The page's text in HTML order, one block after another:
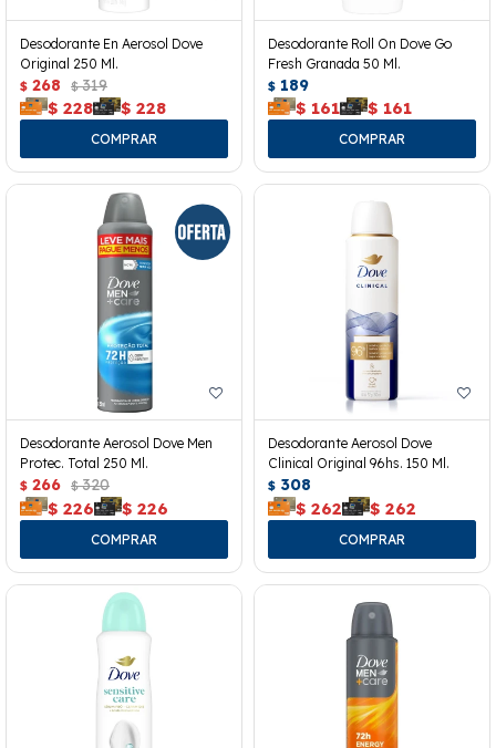
Desodorante En Aerosol Dove
Original 250 Ml.
$ 268 $ 319
$ 228 $ 228
Desodorante Roll On Dove Go
Fresh Granada 50 Ml.
$ 189
$ 161 $ 161
Desodorante Aerosol Dove Men
Protec. Total 250 Ml.
$ 266 $ 320
$ 226 $ 226
Desodorante Aerosol Dove
Clinical Original 96hs. 150 Ml.
$ 308
$ 262 $ 262